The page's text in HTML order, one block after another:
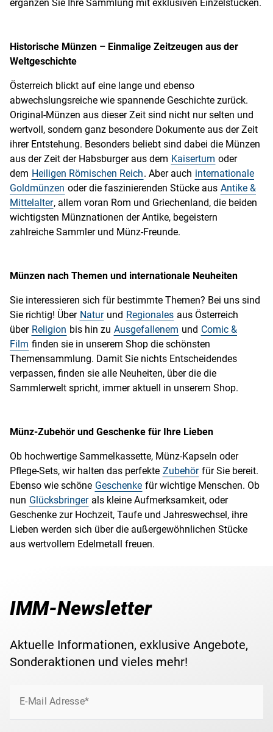
ergänzen Sie Ihre Sammlung mit exklusiven Einzelstücken.
Historische Münzen – Einmalige Zeitzeugen aus der
Weltgeschichte
Österreich blickt auf eine lange und ebenso
abwechslungsreiche wie spannende Geschichte zurück.
Original-Münzen aus dieser Zeit sind nicht nur selten und
wertvoll, sondern ganz besondere Dokumente aus der Zeit
ihrer Entstehung. Besonders beliebt sind dabei die Münzen
aus der Zeit der Habsburger aus dem Kaisertum oder
dem Heiligen Römischen Reich. Aber auch internationale
Goldmünzen oder die faszinierenden Stücke aus Antike &
Mittelalter, allem voran Rom und Griechenland, die beiden
wichtigsten Münznationen der Antike, begeistern
zahlreiche Sammler und Münz-Freunde.
Münzen nach Themen und internationale Neuheiten
Sie interessieren sich für bestimmte Themen? Bei uns sind
Sie richtig! Über Natur und Regionales aus Österreich
über Religion bis hin zu Ausgefallenem und Comic &
Film finden sie in unserem Shop die schönsten
Themensammlung. Damit Sie nichts Entscheidendes
verpassen, finden sie alle Neuheiten, über die die
Sammlerwelt spricht, immer aktuell in unserem Shop.
Münz-Zubehör und Geschenke für Ihre Lieben
Ob hochwertige Sammelkassette, Münz-Kapseln oder
Pflege-Sets, wir halten das perfekte Zubehör für Sie bereit.
Ebenso wie schöne Geschenke für wichtige Menschen. Ob
nun Glücksbringer als kleine Aufmerksamkeit, oder
Geschenke zur Hochzeit, Taufe und Jahreswechsel, ihre
Lieben werden sich über die außergewöhnlichen Stücke
aus wertvollem Edelmetall freuen.
IMM-Newsletter
Aktuelle Informationen, exklusive Angebote,
Sonderaktionen und vieles mehr!
E-Mail Adresse*